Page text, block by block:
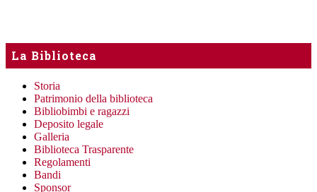
La Biblioteca
Storia
Patrimonio della biblioteca
Bibliobimbi e ragazzi
Deposito legale
Galleria
Biblioteca Trasparente
Regolamenti
Bandi
Sponsor